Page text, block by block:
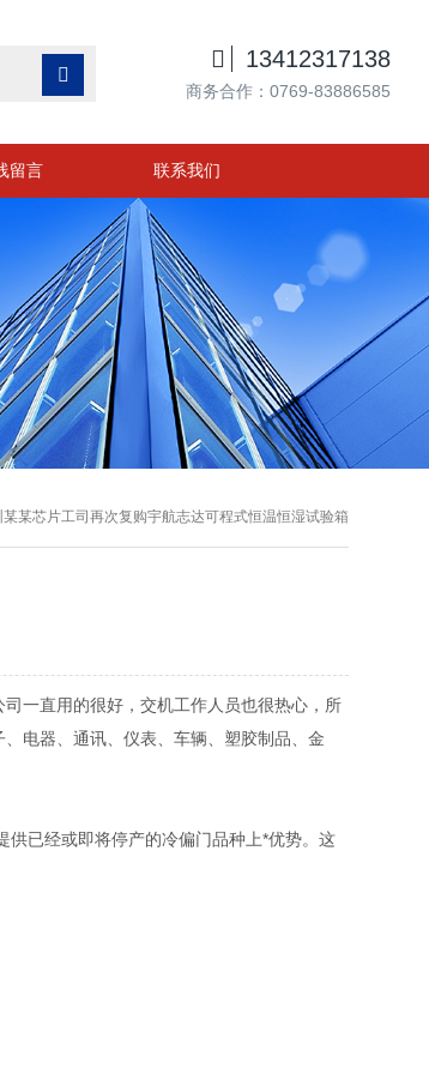

 13412317138
商务合作：0769-83886585
留言 联系我们
某芯片工司再次复购宇航志达可程式恒温恒湿试验箱
一直用的很好，交机工作人员也很热心，所
电器、通讯、仪表、车辆、塑胶制品、金
已经或即将停产的冷偏门品种上*优势。这